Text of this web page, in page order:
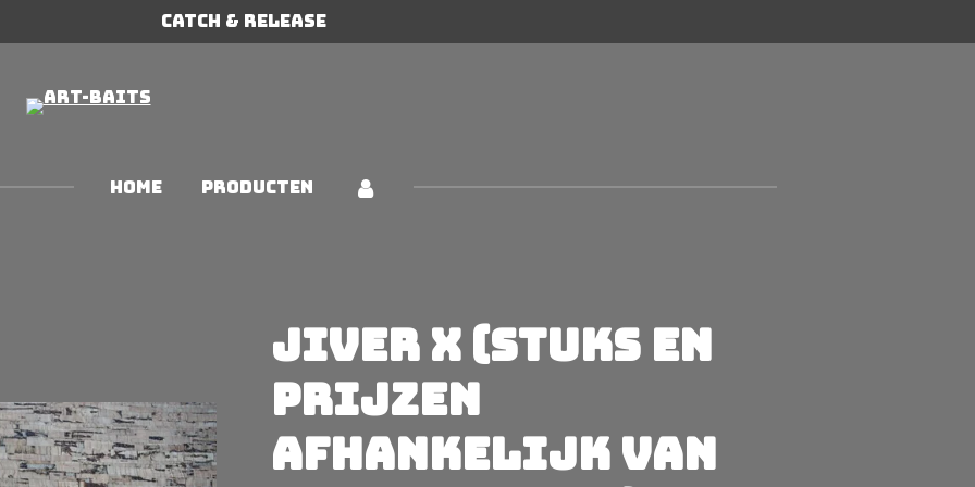
Catch & Release
HOME PRODUCTEN
Jiver X (Stuks en
prijzen
afhankelijk van